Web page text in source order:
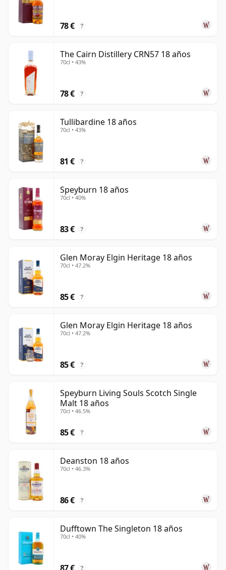
78 € ?
The Cairn Distillery CRN57 18 años
70cl • 43%
78 € ?
Tullibardine 18 años
70cl • 43%
81 € ?
Speyburn 18 años
70cl • 40%
83 € ?
Glen Moray Elgin Heritage 18 años
70cl • 47.2%
85 € ?
Glen Moray Elgin Heritage 18 años
70cl • 47.2%
85 € ?
Speyburn Living Souls Scotch Single
Malt 18 años
70cl • 46.5%
85 € ?
Deanston 18 años
70cl • 46.3%
86 € ?
Dufftown The Singleton 18 años
70cl • 40%
?